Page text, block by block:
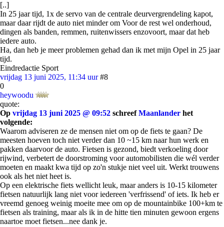
[..]
In 25 jaar tijd, 1x de servo van de centrale deurvergrendeling kapot,
maar daar rijdt de auto niet minder om Voor de rest wel onderhoud,
dingen als banden, remmen, ruitenwissers enzovoort, maar dat heb
iedere auto.
Ha, dan heb je meer problemen gehad dan ik met mijn Opel in 25 jaar
tijd.
Eindredactie Sport
vrijdag 13 juni 2025, 11:34 uur #8
0
heywoodu
quote:
Op vrijdag 13 juni 2025 @ 09:52 schreefMaanlander het
volgende:
Waarom adviseren ze de mensen niet om op de fiets te gaan? De
meesten hoeven toch niet verder dan 10 ~15 km naar hun werk en
pakken daarvoor de auto. Fietsen is gezond, biedt verkoeling door
rijwind, verbetert de doorstroming voor automobilisten die wél verder
moeten en maakt kwa tijd op zo'n stukje niet veel uit. Werkt trouwens
ook als het niet heet is.
Op een elektrische fiets wellicht leuk, maar anders is 10-15 kilometer
fietsen natuurlijk lang niet voor iedereen 'verfrissend' of iets. Ik heb er
vreemd genoeg weinig moeite mee om op de mountainbike 100+km te
fietsen als training, maar als ik in de hitte tien minuten gewoon ergens
naartoe moet fietsen...nee dank je.